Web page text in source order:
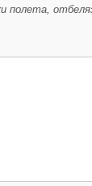
полета,